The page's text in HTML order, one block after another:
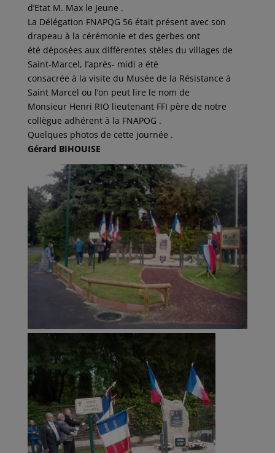
d’Etat M. Max le Jeune .
La Délégation FNAPQG 56 était présent avec son
drapeau à la cérémonie et des gerbes ont
été déposées aux différentes stèles du villages de
Saint-Marcel, l’après- midi a été
consacrée à la visite du Musée de la Résistance à
Saint Marcel ou l’on peut lire le nom de
Monsieur Henri RIO lieutenant FFI père de notre
collègue adhérent à la FNAPOG .
Quelques photos de cette journée .
Gérard BIHOUISE